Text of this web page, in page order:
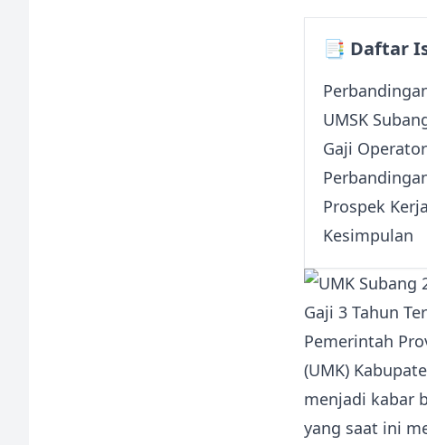
📑 Daftar
UMSK
Gaji
Prospek
Kesimpulan
Pemerintah
(UMK)
menjadi kabar
yang saat ini